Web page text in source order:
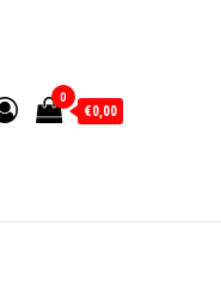
0
€0,00